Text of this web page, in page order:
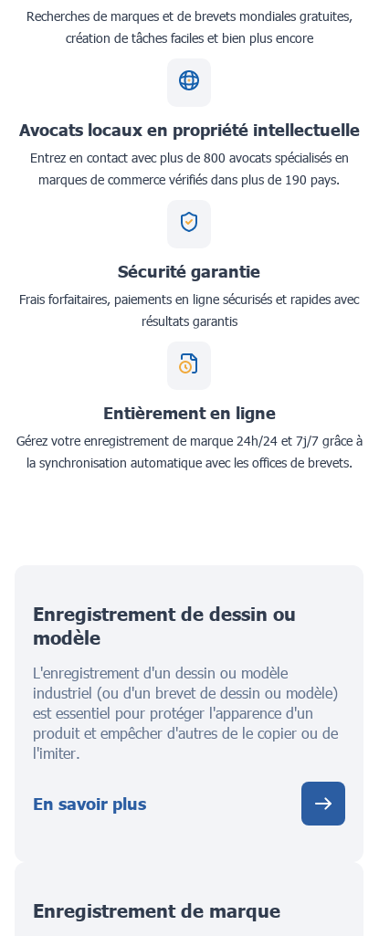
Recherches de marques et de brevets mondiales gratuites,
création de tâches faciles et bien plus encore
Avocats locaux en propriété intellectuelle
Entrez en contact avec plus de 800 avocats spécialisés en
marques de commerce vérifiés dans plus de 190 pays.
Sécurité garantie
Frais forfaitaires, paiements en ligne sécurisés et rapides avec
résultats garantis
Entièrement en ligne
Gérez votre enregistrement de marque 24h/24 et 7j/7 grâce à
la synchronisation automatique avec les offices de brevets.
Enregistrement de dessin ou
modèle
L'enregistrement d'un dessin ou modèle
industriel (ou d'un brevet de dessin ou modèle)
est essentiel pour protéger l'apparence d'un
produit et empêcher d'autres de le copier ou de
l'imiter.
En savoir plus
Enregistrement de marque